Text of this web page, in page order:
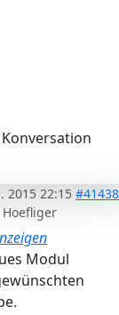
2015 22:15 #41438
Hoefliger
Modul